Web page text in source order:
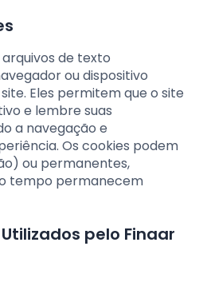
de texto
ou dispositivo
Eles permitem que o site
e lembre suas
a navegação e
Os cookies podem
ou permanentes,
tempo permanecem
pelo Finaar